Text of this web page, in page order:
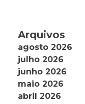
Arquivos
agosto 2026
julho 2026
junho 2026
maio 2026
abril 2026